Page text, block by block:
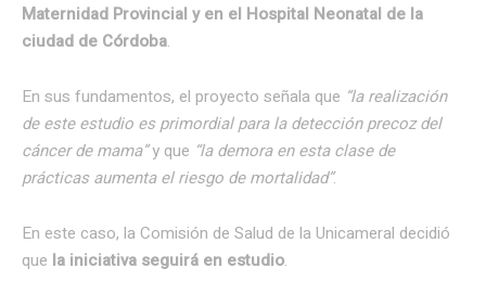
Maternidad Provincial y en el Hospital Neonatal de la
ciudad de Córdoba.
En sus fundamentos, el proyecto señala que “la realización
de este estudio es primordial para la detección precoz del
cáncer de mama”y que “la demora en esta clase de
prácticas aumenta el riesgo de mortalidad”.
En este caso, la Comisión de Salud de la Unicameral decidió
que la iniciativa seguirá en estudio.